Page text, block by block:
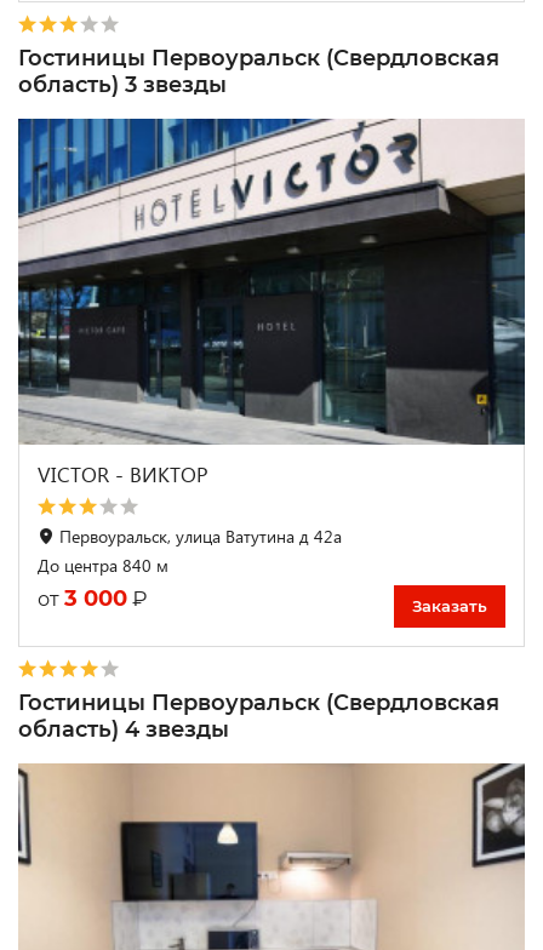
Гостиницы Первоуральск (Свердловская
область) 3 звезды
VICTOR - ВИКТОР
Первоуральск, улица Ватутина д 42а
До центра 840 м
от 3 000 ₽ Заказать
Гостиницы Первоуральск (Свердловская
область) 4 звезды